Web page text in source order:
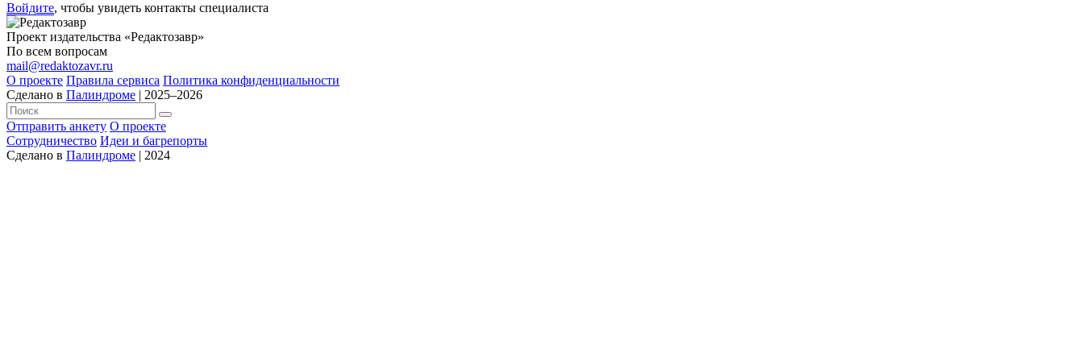
Войдите, чтобы увидеть контакты специалиста
Проект издательства «Редактозавр»
По всем вопросам
mail@redaktozavr.ru
О проекте Правила сервиса Политика конфиденциальности
Сделано в Палиндроме | 2025–2026
Отправить анкету О проекте
Сотрудничество Идеи и багрепорты
Сделано в Палиндроме | 2024